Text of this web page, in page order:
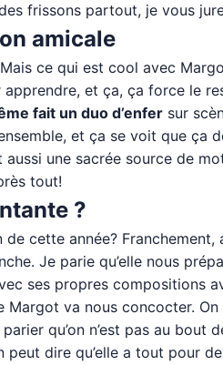
frissons partout, je vous
amicale
ce qui est cool avec
et ça, ça force le
fait un duo d’enfer sur
et ça se voit que ça
une sacrée source de
tout!
?
cette année? Franchement,
Je parie qu’elle nous
ses propres compositions
va nous concocter.
qu’on n’est pas au bout
dire qu’elle a tout pour